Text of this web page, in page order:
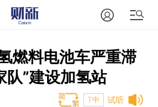
燃料电池车严重滞
队”建设加氢站
试听
T中